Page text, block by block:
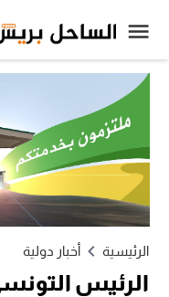
الرئيسية أخبار دولية
الرئيس